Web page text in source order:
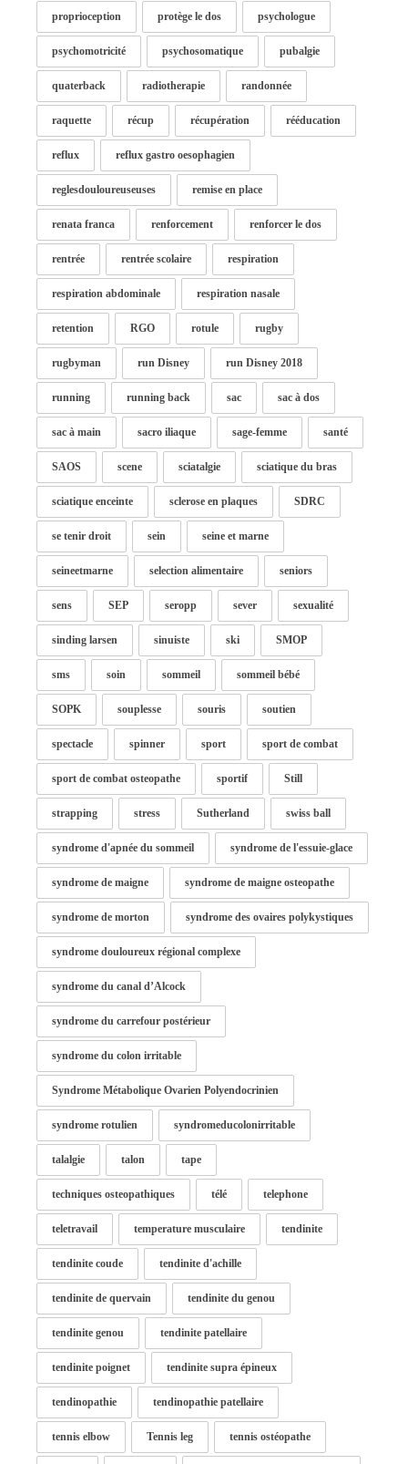
proprioception protège le dos psychologue
psychomotricité psychosomatique pubalgie
quaterback radiotherapie randonnée
raquette récup récupération rééducation
reflux reflux gastro oesophagien
reglesdouloureuseuses remise en place
renata franca renforcement renforcer le dos
rentrée rentrée scolaire respiration
respiration abdominale respiration nasale
retention RGO rotule rugby
rugbyman run Disney run Disney 2018
running running back sac sac à dos
sac à main sacro iliaque sage-femme santé
SAOS scene sciatalgie sciatique du bras
sciatique enceinte sclerose en plaques SDRC
se tenir droit sein seine et marne
seineetmarne selection alimentaire seniors
sens SEP seropp sever sexualité
sinding larsen sinuiste ski SMOP
sms soin sommeil sommeil bébé
SOPK souplesse souris soutien
spectacle spinner sport sport de combat
sport de combat osteopathe sportif Still
strapping stress Sutherland swiss ball
syndrome d'apnée du sommeil syndrome de l'essuie-glace
syndrome de maigne syndrome de maigne osteopathe
syndrome de morton syndrome des ovaires polykystiques
syndrome douloureux régional complexe
syndrome du canal d’Alcock
syndrome du carrefour postérieur
syndrome du colon irritable
Syndrome Métabolique Ovarien Polyendocrinien
syndrome rotulien syndromeducolonirritable
talalgie talon tape
techniques osteopathiques télé telephone
teletravail temperature musculaire tendinite
tendinite coude tendinite d'achille
tendinite de quervain tendinite du genou
tendinite genou tendinite patellaire
tendinite poignet tendinite supra épineux
tendinopathie tendinopathie patellaire
tennis elbow Tennis leg tennis ostéopathe